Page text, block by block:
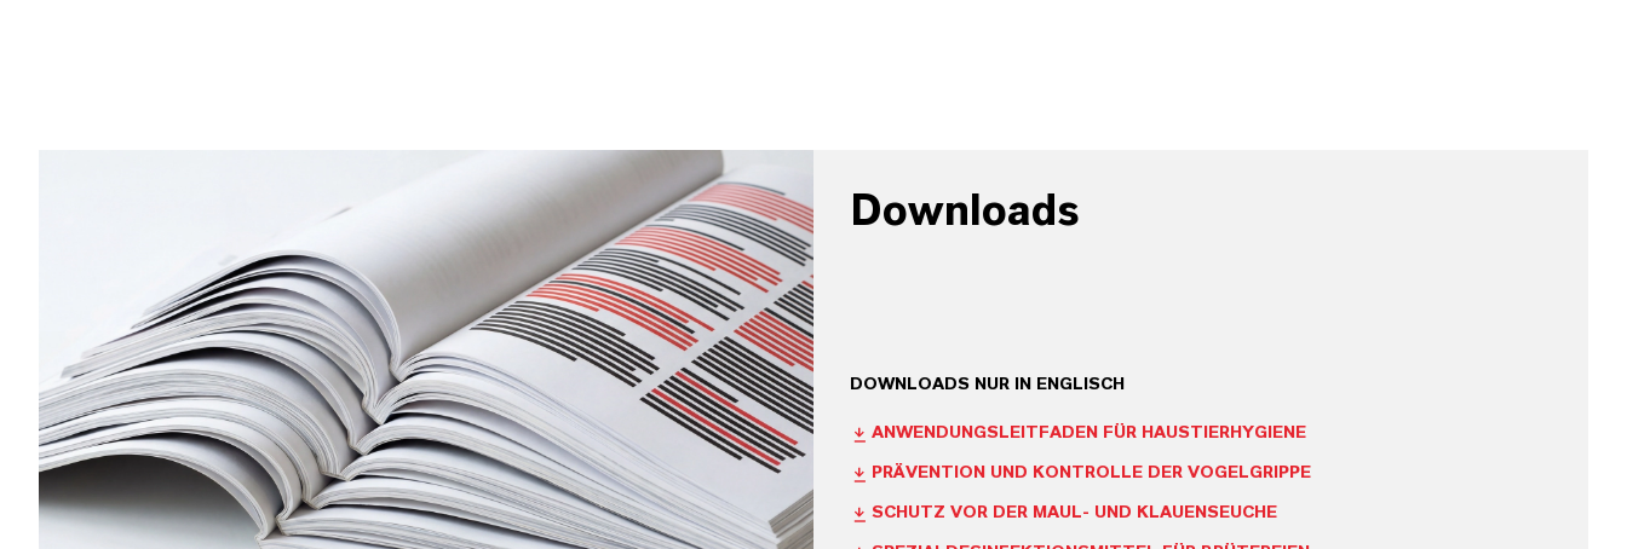
Downloads
DOWNLOADS NUR IN ENGLISCH
ANWENDUNGSLEITFADEN FÜR HAUSTIERHYGIENE
PRÄVENTION UND KONTROLLE DER VOGELGRIPPE
SCHUTZ VOR DER MAUL- UND KLAUENSEUCHE